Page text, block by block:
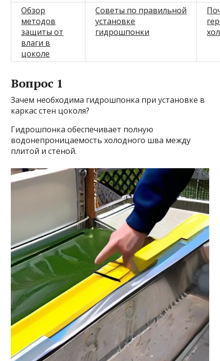
Обзор
методов
защиты от
влаги в
цоколе
Советы по правильной
установке
гидрошпонки
Вопрос 1
Зачем необходима гидрошпонка при установке в
каркас стен цоколя?
Гидрошпонка обеспечивает полную
водонепроницаемость холодного шва между
плитой и стеной.